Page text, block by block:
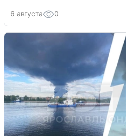
6 августа 0